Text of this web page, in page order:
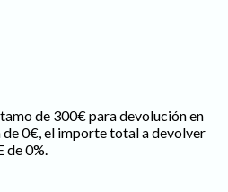
de 300€ para devolución en
de 0€, el importe total a devolver
de 0%.